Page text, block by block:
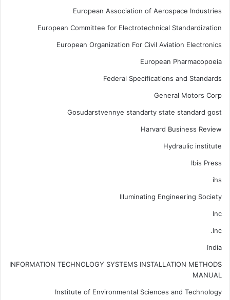
European Association of Aerospace Industries
European Committee for Electrotechnical Standardization
European Organization For Civil Aviation Electronics
European Pharmacopoeia
Federal Specifications and Standards
General Motors Corp
Gosudarstvennye standarty state standard gost
Harvard Business Review
Hydraulic institute
Ibis Press
ihs
Illuminating Engineering Society
Inc
Inc.
India
INFORMATION TECHNOLOGY SYSTEMS INSTALLATION METHODS
MANUAL
Institute of Environmental Sciences and Technology